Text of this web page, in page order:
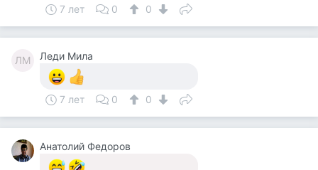
7 лет 0 0
ЛМ Леди Мила
7 лет 0 0
Анатолий Федоров